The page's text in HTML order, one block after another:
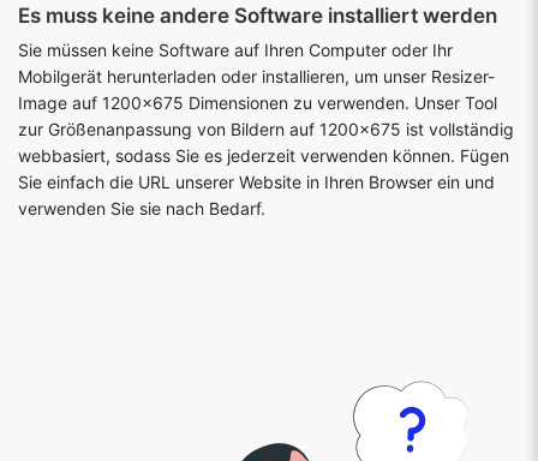
Es muss keine andere Software installiert werden
Sie müssen keine Software auf Ihren Computer oder Ihr
Mobilgerät herunterladen oder installieren, um unser Resizer-
Image auf 1200x675 Dimensionen zu verwenden. Unser Tool
zur Größenanpassung von Bildern auf 1200x675 ist vollständig
webbasiert, sodass Sie es jederzeit verwenden können. Fügen
Sie einfach die URL unserer Website in Ihren Browser ein und
verwenden Sie sie nach Bedarf.